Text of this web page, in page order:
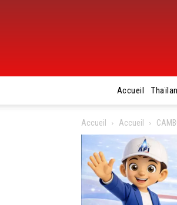
Accueil
Accueil Accueil